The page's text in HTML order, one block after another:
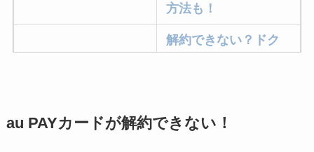
方法も！
解約できない？ドク
解約方法まとめ！契
au PAYカードが解約できない！